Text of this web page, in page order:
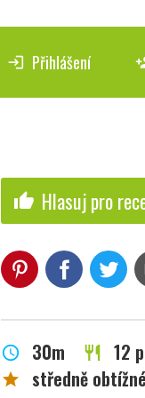
login Přihlášení
thumb_up Hlasuj pro
schedule 30m restaurant 12
star středně obtížné